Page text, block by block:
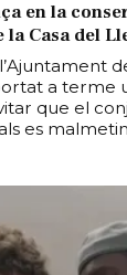
en la
Casa del
a terme
que el
es